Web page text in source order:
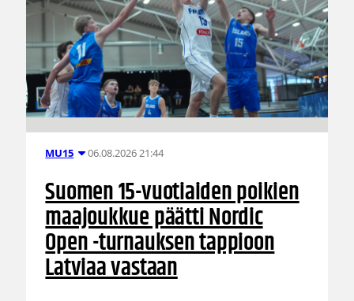
MU15 06.08.2026 21:44
Suomen 15-vuotiaiden poikien
maajoukkue päätti Nordic
Open -turnauksen tappioon
Latviaa vastaan